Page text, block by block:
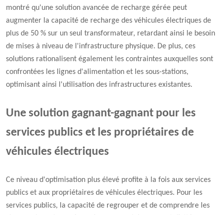
montré qu'une solution avancée de recharge gérée peut
augmenter la capacité de recharge des véhicules électriques de
plus de 50 % sur un seul transformateur, retardant ainsi le besoin
de mises à niveau de l'infrastructure physique. De plus, ces
solutions rationalisent également les contraintes auxquelles sont
confrontées les lignes d'alimentation et les sous-stations,
optimisant ainsi l'utilisation des infrastructures existantes.
Une solution gagnant-gagnant pour les
services publics et les propriétaires de
véhicules électriques
Ce niveau d'optimisation plus élevé profite à la fois aux services
publics et aux propriétaires de véhicules électriques. Pour les
services publics, la capacité de regrouper et de comprendre les